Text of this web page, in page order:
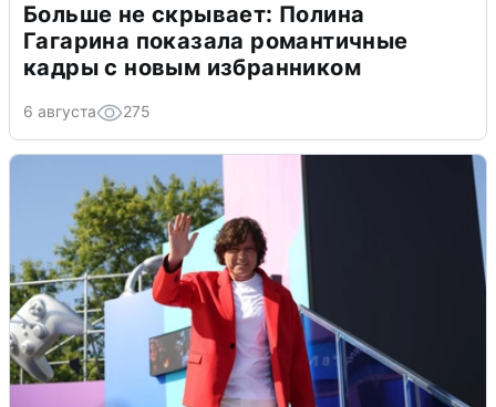
Больше не скрывает: Полина
Гагарина показала романтичные
кадры с новым избранником
6 августа 275